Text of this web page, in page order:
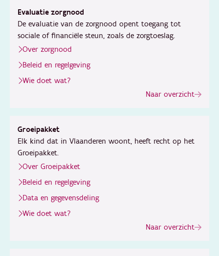
Evaluatie zorgnood
De evaluatie van de zorgnood opent toegang tot
sociale of financiële steun, zoals de zorgtoeslag.
Over zorgnood
Beleid en regelgeving
Wie doet wat?
Naar overzicht
Groeipakket
Elk kind dat in Vlaanderen woont, heeft recht op het
Groeipakket.
Over Groeipakket
Beleid en regelgeving
Data en gegevensdeling
Wie doet wat?
Naar overzicht